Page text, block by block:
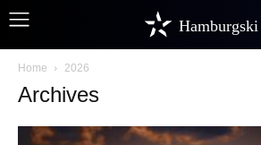
Hamburgski
Home 2026
Archives